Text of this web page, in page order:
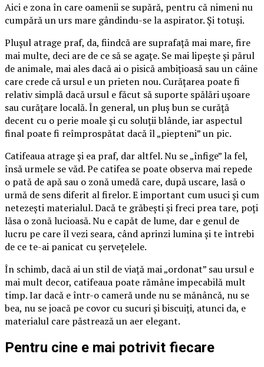
Aici e zona în care oamenii se supără, pentru că nimeni nu
cumpără un urs mare gândindu-se la aspirator. Și totuși.
Plușul atrage praf, da, fiindcă are suprafață mai mare, fire
mai multe, deci are de ce să se agațe. Se mai lipește și părul
de animale, mai ales dacă ai o pisică ambițioasă sau un câine
care crede că ursul e un prieten nou. Curățarea poate fi
relativ simplă dacă ursul e făcut să suporte spălări ușoare
sau curățare locală. În general, un pluș bun se curăță
decent cu o perie moale și cu soluții blânde, iar aspectul
final poate fi reîmprospătat dacă îl „piepteni” un pic.
Catifeaua atrage și ea praf, dar altfel. Nu se „înfige” la fel,
însă urmele se văd. Pe catifea se poate observa mai repede
o pată de apă sau o zonă umedă care, după uscare, lasă o
urmă de sens diferit al firelor. E important cum usuci și cum
netezești materialul. Dacă te grăbești și freci prea tare, poți
lăsa o zonă lucioasă. Nu e capăt de lume, dar e genul de
lucru pe care îl vezi seara, când aprinzi lumina și te întrebi
de ce te-ai panicat cu șervețelele.
În schimb, dacă ai un stil de viață mai „ordonat” sau ursul e
mai mult decor, catifeaua poate rămâne impecabilă mult
timp. Iar dacă e într-o cameră unde nu se mănâncă, nu se
bea, nu se joacă pe covor cu sucuri și biscuiți, atunci da, e
materialul care păstrează un aer elegant.
Pentru cine e mai potrivit fiecare